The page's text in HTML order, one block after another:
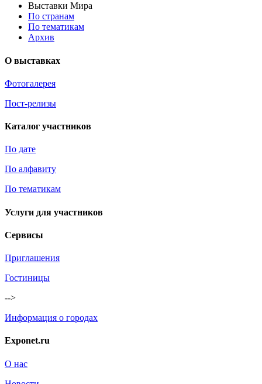
Выставки Мира
По странам
По тематикам
Архив
О выставках
Фотогалерея
Пост-релизы
Каталог участников
По дате
По алфавиту
По тематикам
Услуги для участников
Сервисы
Приглашения
Гостиницы
-->
Информация о городах
Exponet.ru
О нас